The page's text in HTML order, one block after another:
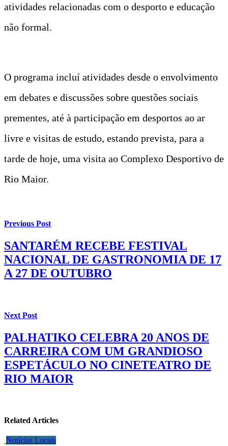
atividades relacionadas com o desporto e educação
não formal.
O programa incluí atividades desde o envolvimento
em debates e discussões sobre questões sociais
prementes, até à participação em desportos ao ar
livre e visitas de estudo, estando prevista, para a
tarde de hoje, uma visita ao Complexo Desportivo de
Rio Maior.
Previous Post
SANTARÉM RECEBE FESTIVAL
NACIONAL DE GASTRONOMIA DE 17
A 27 DE OUTUBRO
Next Post
PALHATIKO CELEBRA 20 ANOS DE
CARREIRA COM UM GRANDIOSO
ESPETÁCULO NO CINETEATRO DE
RIO MAIOR
Related Articles
Notícias Locais